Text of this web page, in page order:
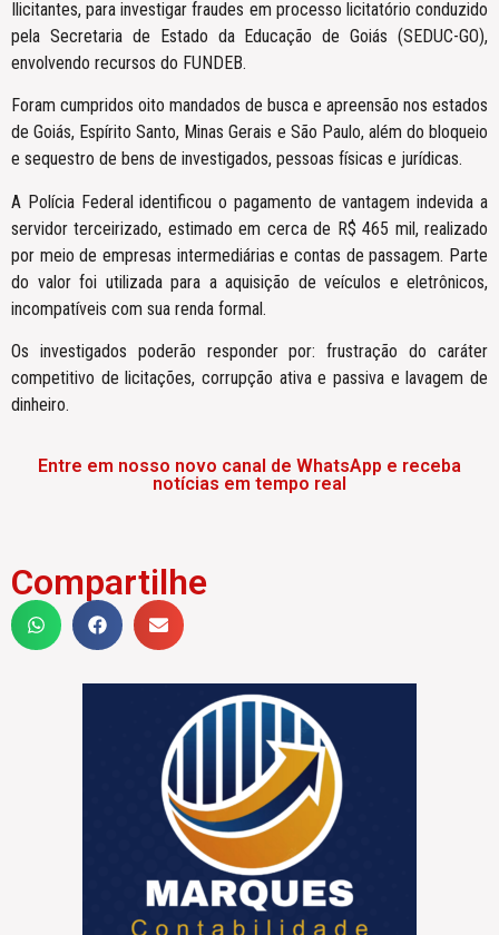
Ilicitantes, para investigar fraudes em processo licitatório conduzido
pela Secretaria de Estado da Educação de Goiás (SEDUC-GO),
envolvendo recursos do FUNDEB.
Foram cumpridos oito mandados de busca e apreensão nos estados
de Goiás, Espírito Santo, Minas Gerais e São Paulo, além do bloqueio
e sequestro de bens de investigados, pessoas físicas e jurídicas.
A Polícia Federal identificou o pagamento de vantagem indevida a
servidor terceirizado, estimado em cerca de R$ 465 mil, realizado
por meio de empresas intermediárias e contas de passagem. Parte
do valor foi utilizada para a aquisição de veículos e eletrônicos,
incompatíveis com sua renda formal.
Os investigados poderão responder por: frustração do caráter
competitivo de licitações, corrupção ativa e passiva e lavagem de
dinheiro.
Entre em nosso novo canal de WhatsApp e receba
notícias em tempo real
Compartilhe